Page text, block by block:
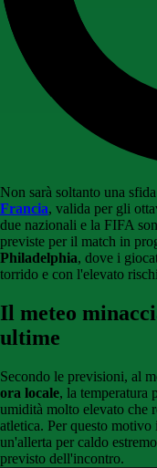
Non sarà soltanto una
Francia, valida per gli
due nazionali e la FIFA
previste per il match in
Philadelphia, dove i
torrido e con l'elevato
Il meteo
ultime
Secondo le previsioni, al
ora locale, la temperatura
umidità molto elevato che
atletica. Per questo motivo
un'allerta per caldo
previsto dell'incontro.